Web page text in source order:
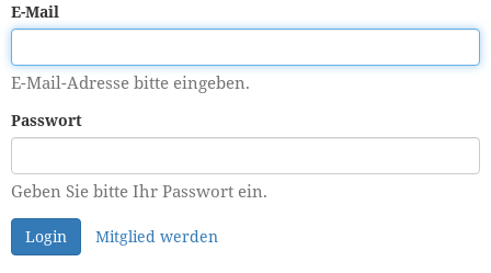
E-Mail
E-Mail-Adresse bitte eingeben.
Passwort
Geben Sie bitte Ihr Passwort ein.
Login Mitglied werden